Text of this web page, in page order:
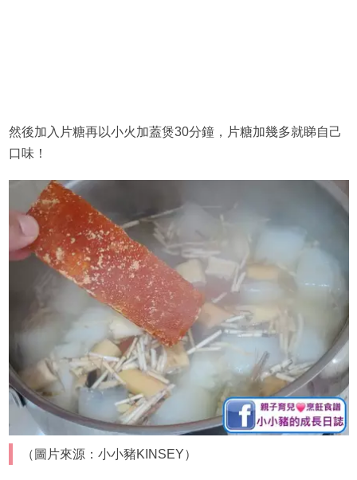
然後加入片糖再以小火加蓋煲30分鐘，片糖加幾多就睇自己
口味！
（圖片來源：小小豬KINSEY）